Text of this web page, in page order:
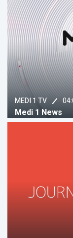
MEDI 1 TV
Medi 1 News